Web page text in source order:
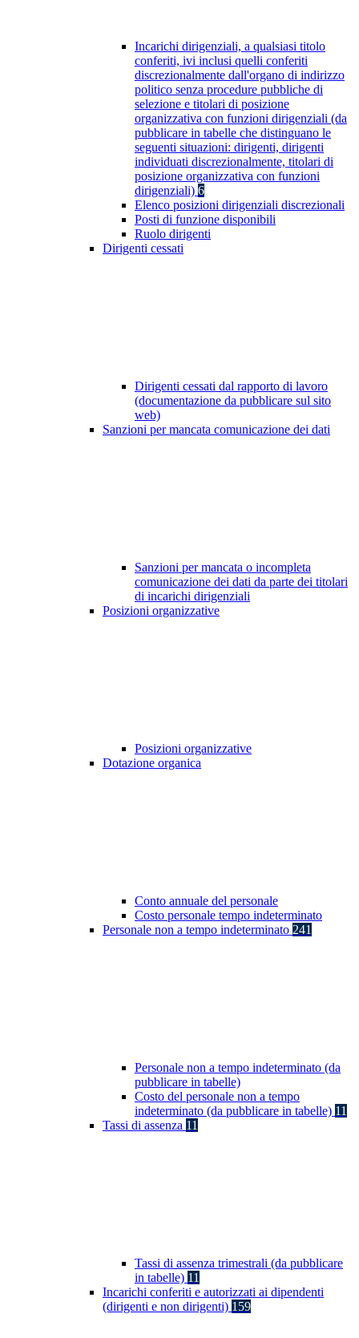
Incarichi dirigenziali, a qualsiasi titolo
conferiti, ivi inclusi quelli conferiti
discrezionalmente dall'organo di indirizzo
politico senza procedure pubbliche di
selezione e titolari di posizione
organizzativa con funzioni dirigenziali (da
pubblicare in tabelle che distinguano le
seguenti situazioni: dirigenti, dirigenti
individuati discrezionalmente, titolari di
posizione organizzativa con funzioni
dirigenziali) 6
Elenco posizioni dirigenziali discrezionali
Posti di funzione disponibili
Ruolo dirigenti
Dirigenti cessati
Dirigenti cessati dal rapporto di lavoro
(documentazione da pubblicare sul sito
web)
Sanzioni per mancata comunicazione dei dati
Sanzioni per mancata o incompleta
comunicazione dei dati da parte dei titolari
di incarichi dirigenziali
Posizioni organizzative
Posizioni organizzative
Dotazione organica
Conto annuale del personale
Costo personale tempo indeterminato
Personale non a tempo indeterminato 241
Personale non a tempo indeterminato (da
pubblicare in tabelle)
Costo del personale non a tempo
indeterminato (da pubblicare in tabelle) 11
Tassi di assenza 11
Tassi di assenza trimestrali (da pubblicare
in tabelle) 11
Incarichi conferiti e autorizzati ai dipendenti
(dirigenti e non dirigenti) 159